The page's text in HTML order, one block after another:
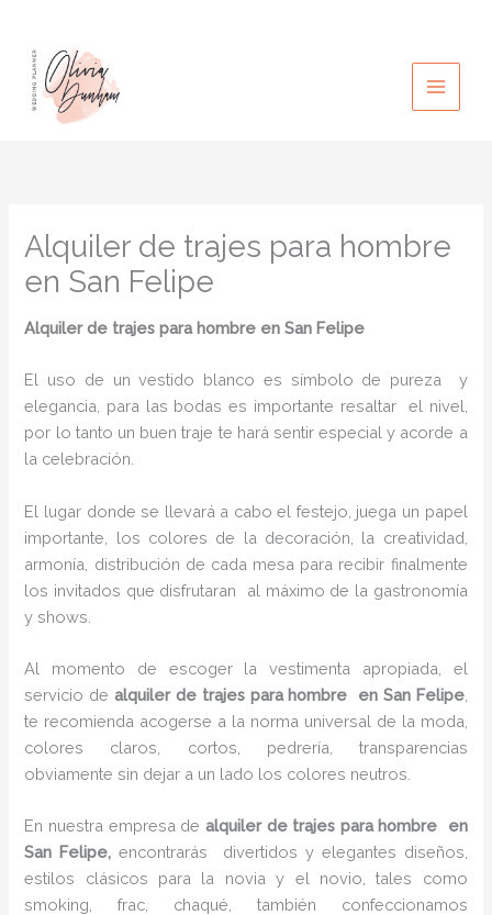
contenido
Alquiler de trajes para hombre
en San Felipe
Alquiler de trajes para hombre en San Felipe
El uso de un vestido blanco es símbolo de pureza y
elegancia, para las bodas es importante resaltar el nivel,
por lo tanto un buen traje te hará sentir especial y acorde a
la celebración.
El lugar donde se llevará a cabo el festejo, juega un papel
importante, los colores de la decoración, la creatividad,
armonía, distribución de cada mesa para recibir finalmente
los invitados que disfrutaran al máximo de la gastronomía
y shows.
Al momento de escoger la vestimenta apropiada, el
servicio dealquiler de trajes para hombre en San Felipe,
te recomienda acogerse a la norma universal de la moda,
colores claros, cortos, pedrería, transparencias
obviamente sin dejar a un lado los colores neutros.
En nuestra empresa de alquiler de trajes para hombre en
San Felipe,encontrarás
divertidos y elegantes diseños,
estilos clásicos para la novia y el novio, tales como
smoking, frac, chaqué, también confeccionamos